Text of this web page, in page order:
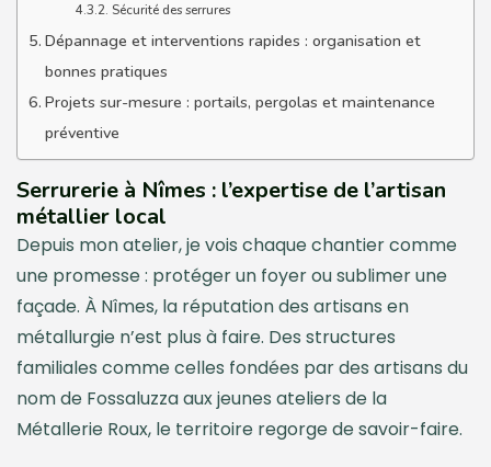
Sécurité des serrures
Dépannage et interventions rapides : organisation et
bonnes pratiques
Projets sur-mesure : portails, pergolas et maintenance
préventive
Serrurerie à Nîmes : l’expertise de l’artisan
métallier local
Depuis mon atelier, je vois chaque chantier comme
une promesse : protéger un foyer ou sublimer une
façade. À Nîmes, la réputation des artisans en
métallurgie n’est plus à faire. Des structures
familiales comme celles fondées par des artisans du
nom de Fossaluzza aux jeunes ateliers de la
Métallerie Roux, le territoire regorge de savoir-faire.